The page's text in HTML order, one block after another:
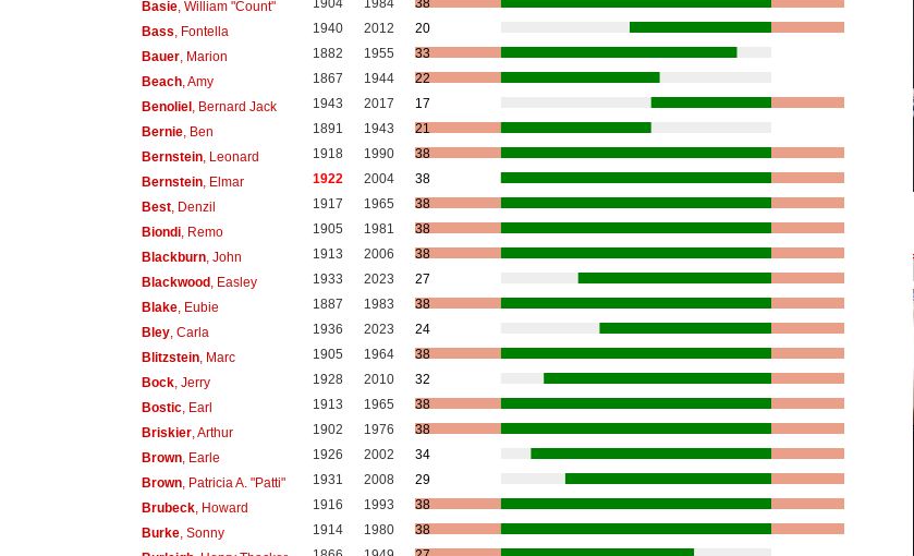
Basie, William "Count" 1904 1984
38
Bass , Fontella 1940 2012
20
Bauer, Marion 1882 1955
33
Beach, Amy 1867 1944
22
Benoliel, Bernard Jack 1943 2017
17
Bernie, Ben 1891 1943
21
Bernstein, Leonard 1918 1990
38
Bernstein, Elmar 1922 2004
38
Best, Denzil 1917 1965
38
Biondi, Remo 1905 1981
38
Blackburn, John 1913 2006
38
Blackwood, Easley 1933 2023
27
Blake, Eubie 1887 1983
38
Bley, Carla 1936 2023
24
Blitzstein, Marc 1905 1964
38
Bock, Jerry 1928 2010
32
Bostic, Earl 1913 1965
38
Briskier, Arthur 1902 1976
38
Brown, Earle 1926 2002
34
Brown, Patricia A. "Patti" 1931 2008
29
Brubeck, Howard 1916 1993
38
Burke, Sonny 1914 1980
38